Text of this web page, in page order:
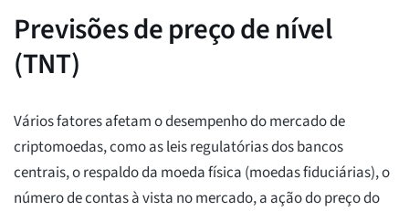
Previsões de preço de nível
(TNT)
Vários fatores afetam o desempenho do mercado de
criptomoedas, como as leis regulatórias dos bancos
centrais, o respaldo da moeda física (moedas fiduciárias), o
número de contas à vista no mercado, a ação do preço do